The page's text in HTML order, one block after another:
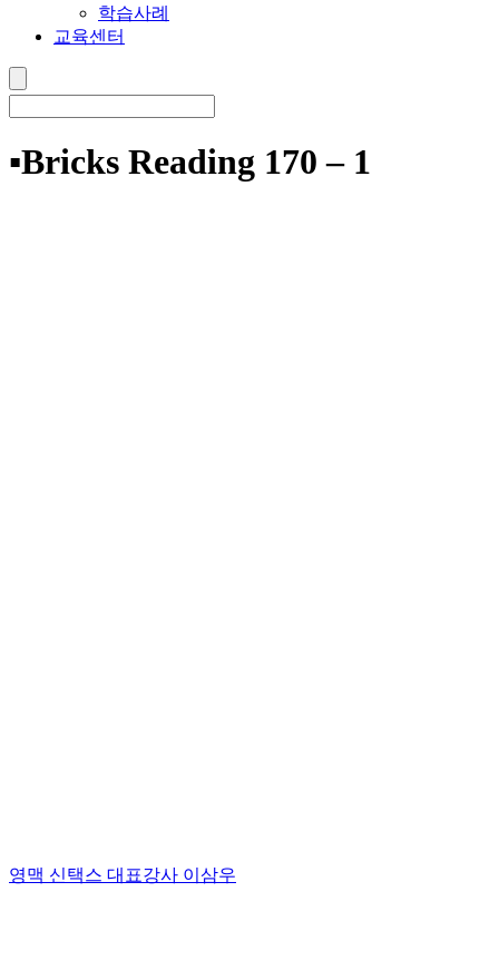
학습사례
교육센터
▪️Bricks Reading 170 – 1
영맥 신택스 대표강사 이삼우